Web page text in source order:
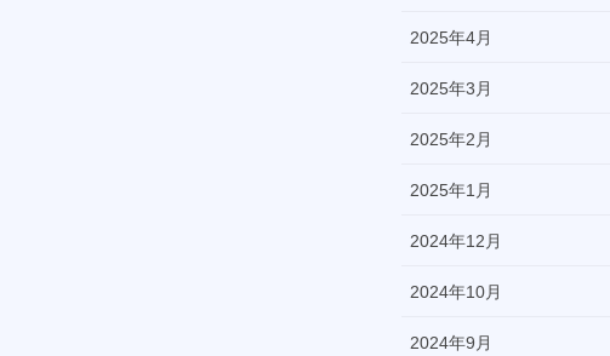
2025年4月
2025年3月
2025年2月
2025年1月
2024年12月
2024年10月
2024年9月